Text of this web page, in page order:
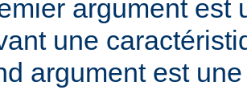
argument est
une
argument est